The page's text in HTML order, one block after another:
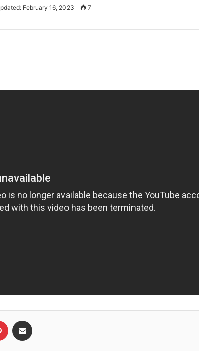
February 16, 2023 7